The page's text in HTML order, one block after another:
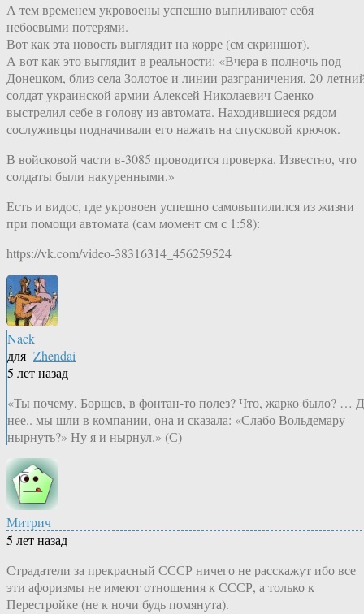
А тем временем укровоены успешно выпиливают себя
небоевыми потерями.
Вот как эта новость выглядит на корре (см скриншот).
А вот как это выглядит в реальности: «Вчера в полночь под
Донецком, близ села Золотое и линии разграничения, 20-
солдат украинской армии Алексей Николаевич Саенко
выстрелил себе в голову из автомата. Находившиеся рядом
сослуживцы подначивали его нажать на спусковой крючок.
В войсковой части в-3085 проводится проверка. Известно, что
солдаты были накуренными.»
Есть и видос, где укровоен успешно самовыпилился из жизни
при помощи автомата (сам момент см с 1:58):
https://vk.com/video-38316314_456259524
Nack
для Zhendai
5 лет назад
«Ты почему, Борщев, в фонтан-то полез? Что, жарко было? …
нее.. мы шли в компании, она и сказала: «Слабо Вольдемару
нырнуть?» Ну я и нырнул.» (С)
Митрич
5 лет назад
Страдатели за прекрасный СССР ничего не расскажут ибо все
эти афоризмы не имеют отношения к СССР, а только к
Перестройке (не к ночи будь помянута).